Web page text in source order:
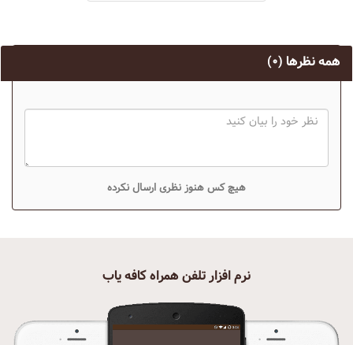
همه نظرها (۰)
هیچ کس هنوز نظری ارسال نکرده
نرم افزار تلفن همراه کافه یاب